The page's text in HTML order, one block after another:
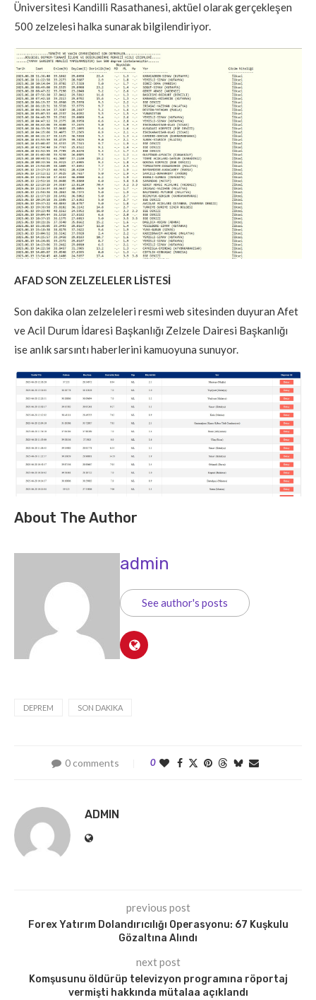
Üniversitesi Kandilli Rasathanesi, aktüel olarak gerçekleşen
500 zelzelesi halka sunarak bilgilendiriyor.
AFAD SON ZELZELELER LİSTESİ
Son dakika olan zelzeleleri resmi web sitesinden duyuran Afet
ve Acil Durum İdaresi Başkanlığı Zelzele Dairesi Başkanlığı
ise anlık sarsıntı haberlerini kamuoyuna sunuyor.
About The Author
admin
See author's posts
DEPREM SON DAKIKA
0 comments 0
ADMIN
previous post
Forex Yatırım Dolandırıcılığı Operasyonu: 67 Kuşkulu
Gözaltına Alındı
next post
Komşusunu öldürüp televizyon programına röportaj
vermişti hakkında mütalaa açıklandı